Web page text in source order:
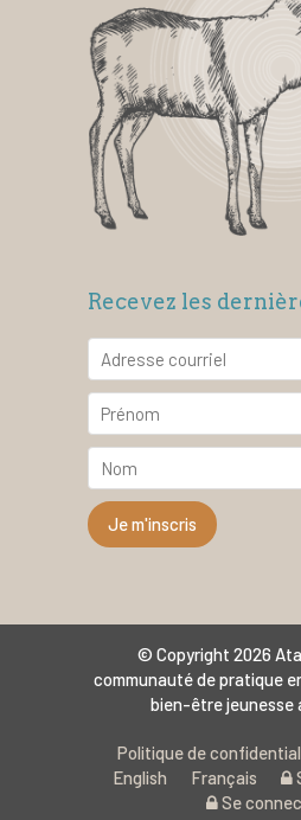
Recevez les
© Copyright 2026
communauté de pratique
bien-être jeunesse
Politique de
English
Français
Se